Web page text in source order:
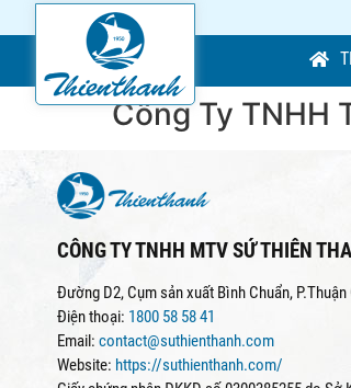
Công Ty TNHH
CÔNG TY TNHH MTV SỨ THIÊN
Đường D2, Cụm sản xuất Bình Chuẩn,
Điện thoại: 1800 58 58 41
Email: contact@suthienthanh.com
Website: https://suthienthanh.com/